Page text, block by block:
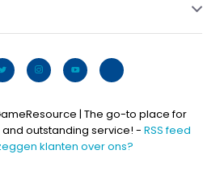
| The go-to place for
outstanding service! - RSS feed
klanten over ons?